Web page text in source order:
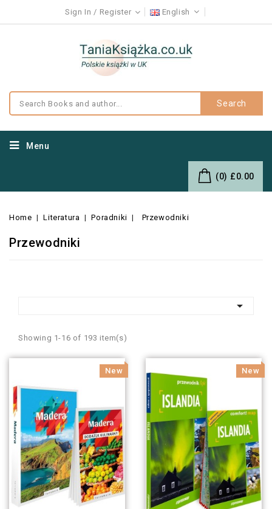
Sign In Register English
Search
Menu
(0) £0.00
Home Literatura Poradniki Przewodniki
Przewodniki

Showing 1-16 of 193 item(s)
New New